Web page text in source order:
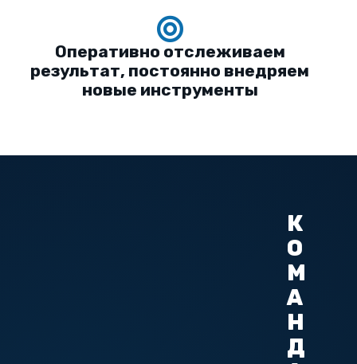
Оперативно отслеживаем
результат, постоянно внедряем
новые инструменты
К
О
М
А
Н
Д